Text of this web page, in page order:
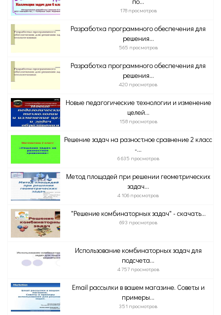
178 просмотров
Разработка программного обеспечения для
решения...
565 просмотров
Разработка программного обеспечения для
решения...
420 просмотров
Новые педагогические технологии и изменение
целей...
158 просмотров
Решение задач на разностное сравнение 2 класс
-...
6 635 просмотров
Метод площадей при решении геометрических
задач...
4 106 просмотров
"Решение комбинаторных задач" - скачать...
693 просмотров
Использование комбинаторных задач для
подсчета...
4 757 просмотров
Email рассылки в вашем магазине. Советы и
примеры...
351 просмотров